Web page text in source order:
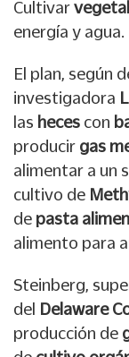
Cultivar
energía y agua.
El plan, según
investigadora
las heces con
producir gas
alimentar a un
cultivo de
de pasta
alimento para
Steinberg,
del Delaware
producción de